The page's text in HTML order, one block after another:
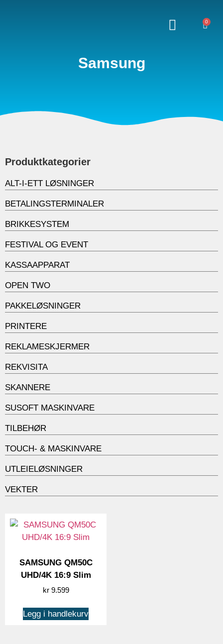
0
Samsung
Produktkategorier
ALT-I-ETT LØSNINGER
BETALINGSTERMINALER
BRIKKESYSTEM
FESTIVAL OG EVENT
KASSAAPPARAT
OPEN TWO
PAKKELØSNINGER
PRINTERE
REKLAMESKJERMER
REKVISITA
SKANNERE
SUSOFT MASKINVARE
TILBEHØR
TOUCH- & MASKINVARE
UTLEIELØSNINGER
VEKTER
SAMSUNG QM50C
UHD/4K 16:9 Slim
kr9.599
Legg i handlekurv